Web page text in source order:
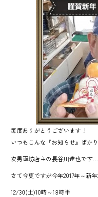
ok
毎度ありがとうございます！
いつもこんな『お知らせ』ばか
次男画坊店主の長谷川達也です
さて今更ですが今年2017年～新
12/30(土)10時～18時半